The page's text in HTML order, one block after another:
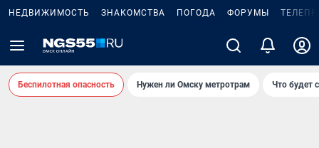
НЕДВИЖИМОСТЬ ЗНАКОМСТВА ПОГОДА ФОРУМЫ
Беспилотная опасность Нужен ли Омску метротрам Что будет